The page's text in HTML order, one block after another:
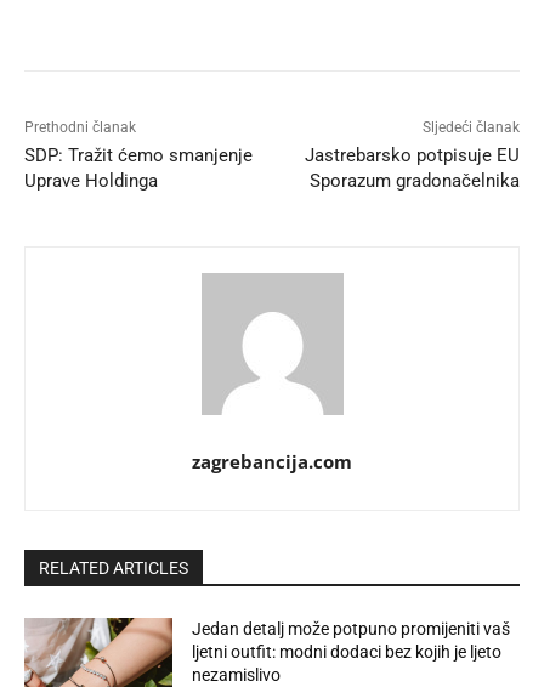
Prethodni članak
SDP: Tražit ćemo smanjenje
Uprave Holdinga
Sljedeći članak
Jastrebarsko potpisuje EU
Sporazum gradonačelnika
zagrebancija.com
RELATED ARTICLES
Jedan detalj može potpuno promijeniti vaš
ljetni outfit: modni dodaci bez kojih je ljeto
nezamislivo